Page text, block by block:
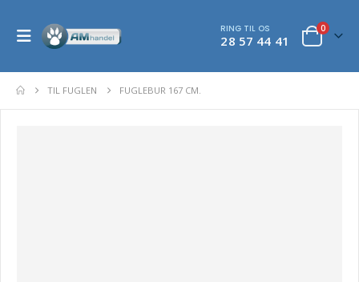
RING TIL OS
28 57 44 41
0
TIL FUGLEN FUGLEBUR 167 CM.